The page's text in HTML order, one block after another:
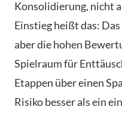
Konsolidierung, nicht
Einstieg heißt das:
aber die hohen
Spielraum für
Etappen über einen
Risiko besser als ein